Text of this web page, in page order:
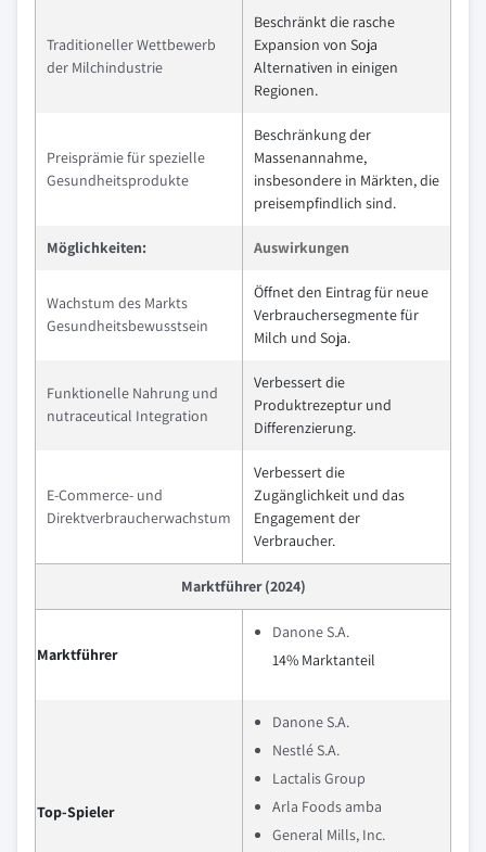
Traditioneller Wettbewerb
der Milchindustrie
Beschränkt die rasche
Expansion von Soja
Alternativen in einigen
Regionen.
Preisprämie für spezielle
Gesundheitsprodukte
Beschränkung der
Massenannahme,
insbesondere in Märkten, die
preisempfindlich sind.
Möglichkeiten: Auswirkungen
Wachstum des Markts
Gesundheitsbewusstsein
Öffnet den Eintrag für neue
Verbrauchersegmente für
Milch und Soja.
Funktionelle Nahrung und
nutraceutical Integration
Verbessert die
Produktrezeptur und
Differenzierung.
E-Commerce- und
Direktverbraucherwachstum
Verbessert die
Zugänglichkeit und das
Engagement der
Verbraucher.
Marktführer (2024)
Marktführer
Danone S.A.
14% Marktanteil
Top-Spieler
Danone S.A.
Nestlé S.A.
Lactalis Group
Arla Foods amba
General Mills, Inc.